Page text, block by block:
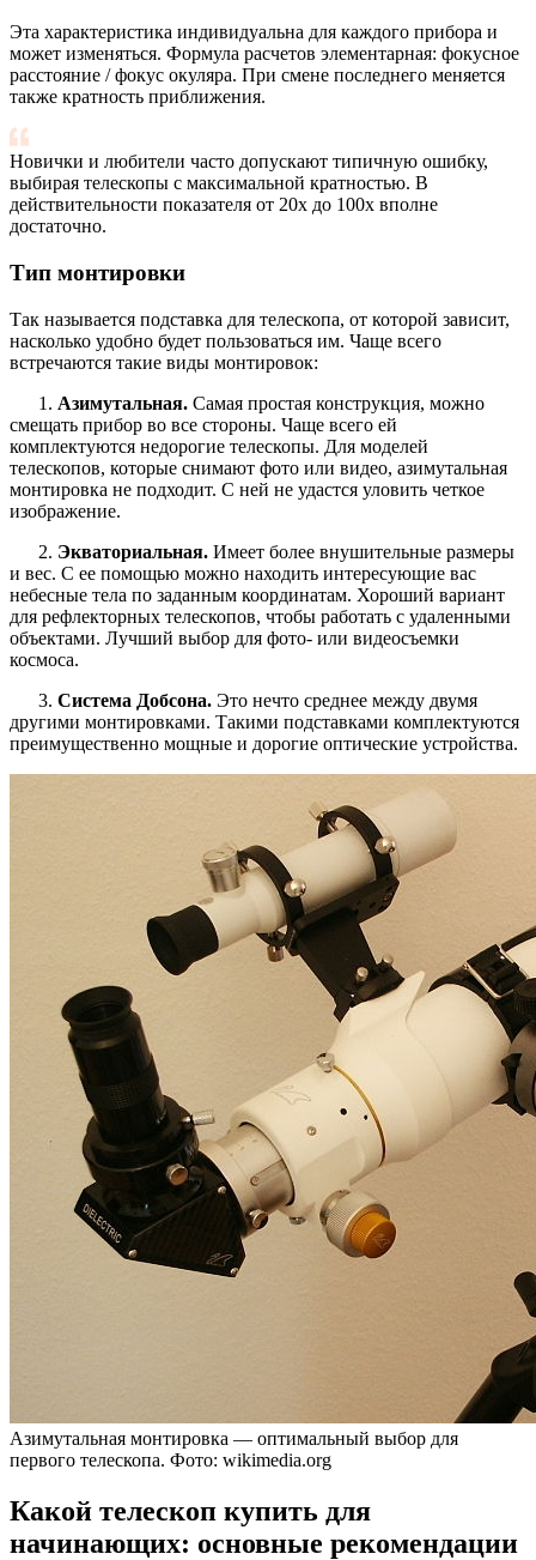
Эта характеристика индивидуальна для каждого прибора и
может изменяться. Формула расчетов элементарная: фокусное
расстояние / фокус окуляра. При смене последнего меняется
также кратность приближения.
Новички и любители часто допускают типичную ошибку,
выбирая телескопы с максимальной кратностью. В
действительности показателя от 20х до 100х вполне
достаточно.
Тип монтировки
Так называется подставка для телескопа, от которой зависит,
насколько удобно будет пользоваться им. Чаще всего
встречаются такие виды монтировок:
1. Азимутальная. Самая простая конструкция, можно
смещать прибор во все стороны. Чаще всего ей
комплектуются недорогие телескопы. Для моделей
телескопов, которые снимают фото или видео, азимутальная
монтировка не подходит. С ней не удастся уловить четкое
изображение.
2. Экваториальная. Имеет более внушительные размеры
и вес. С ее помощью можно находить интересующие вас
небесные тела по заданным координатам. Хороший вариант
для рефлекторных телескопов, чтобы работать с удаленными
объектами. Лучший выбор для фото- или видеосъемки
космоса.
3. Система Добсона. Это нечто среднее между двумя
другими монтировками. Такими подставками комплектуются
преимущественно мощные и дорогие оптические устройства.
Азимутальная монтировка — оптимальный выбор для
первого телескопа. Фото: wikimedia.org
Какой телескоп купить для
начинающих: основные рекомендации